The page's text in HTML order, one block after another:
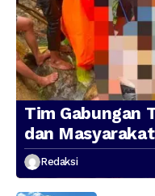
Tim Gabungan
dan
Presenter TVRI
Hilang di
Redaksi